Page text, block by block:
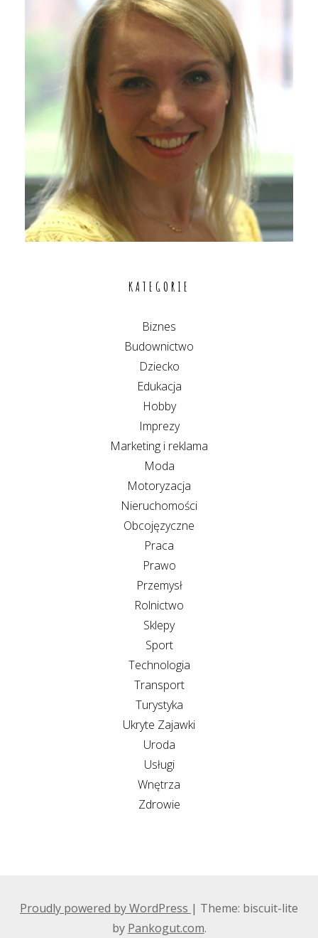
KATEGORIE
Biznes
Budownictwo
Dziecko
Edukacja
Hobby
Imprezy
Marketing i reklama
Moda
Motoryzacja
Nieruchomości
Obcojęzyczne
Praca
Prawo
Przemysł
Rolnictwo
Sklepy
Sport
Technologia
Transport
Turystyka
Ukryte Zajawki
Uroda
Usługi
Wnętrza
Zdrowie
Proudly powered by WordPress | Theme: biscuit-lite
by Pankogut.com.